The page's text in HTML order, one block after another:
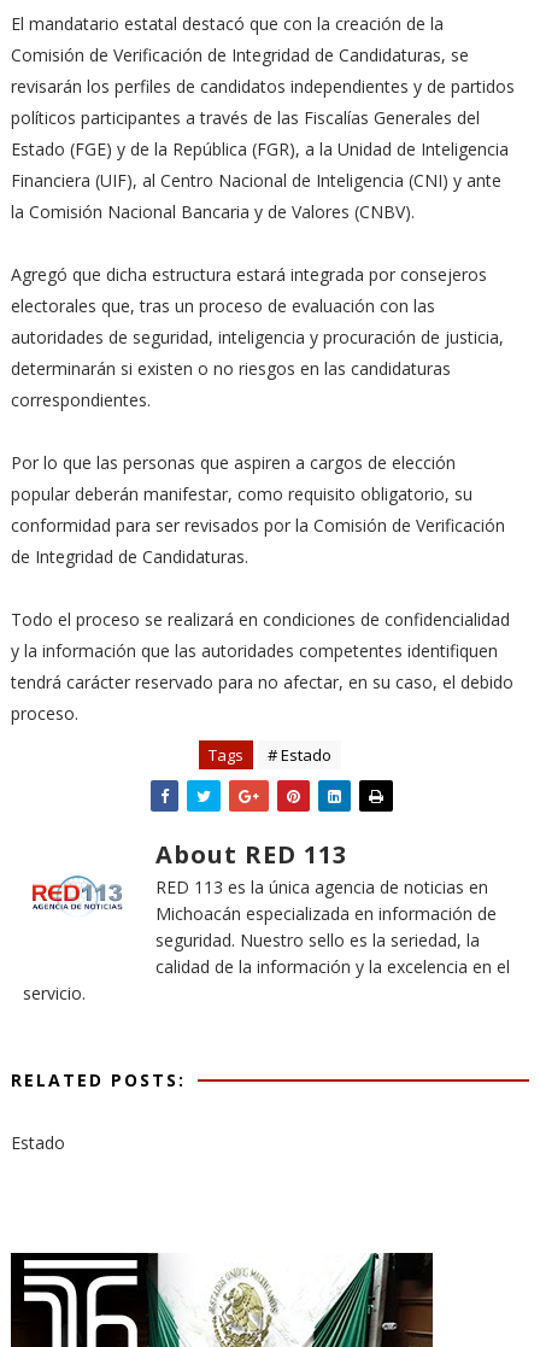
El mandatario estatal destacó que con la creación de la
Comisión de Verificación de Integridad de Candidaturas, se
revisarán los perfiles de candidatos independientes y de partidos
políticos participantes a través de las Fiscalías Generales del
Estado (FGE) y de la República (FGR), a la Unidad de Inteligencia
Financiera (UIF), al Centro Nacional de Inteligencia (CNI) y ante
la Comisión Nacional Bancaria y de Valores (CNBV).
Agregó que dicha estructura estará integrada por consejeros
electorales que, tras un proceso de evaluación con las
autoridades de seguridad, inteligencia y procuración de justicia,
determinarán si existen o no riesgos en las candidaturas
correspondientes.
Por lo que las personas que aspiren a cargos de elección
popular deberán manifestar, como requisito obligatorio, su
conformidad para ser revisados por la Comisión de Verificación
de Integridad de Candidaturas.
Todo el proceso se realizará en condiciones de confidencialidad
y la información que las autoridades competentes identifiquen
tendrá carácter reservado para no afectar, en su caso, el debido
proceso.
Tags # Estado
About RED 113
RED 113 es la única agencia de noticias en
Michoacán especializada en información de
seguridad. Nuestro sello es la seriedad, la
calidad de la información y la excelencia en el
servicio.
RELATED POSTS:
Estado